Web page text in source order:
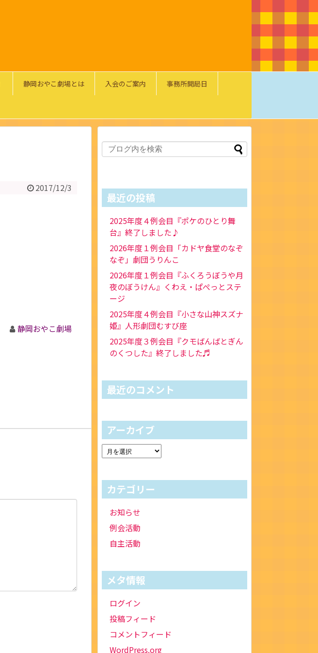
静岡おやこ劇場とは 入会のご案内 事務所開局日
2017/12/3
静岡おやこ劇場
最近の投稿
2025年度４例会目『ポケのひとり舞
台』終了しました♪
2026年度１例会目「カドヤ食堂のなぞ
なぞ」劇団うりんこ
2026年度１例会目『ふくろうぼうや月
夜のぼうけん』くわえ・ぱぺっとステ
ージ
2025年度４例会目『小さな山神スズナ
姫』人形劇団むすび座
2025年度３例会目『クモばんばとぎん
のくつした』終了しました♬
最近のコメント
アーカイブ
カテゴリー
お知らせ
例会活動
自主活動
メタ情報
ログイン
投稿フィード
コメントフィード
WordPress.org